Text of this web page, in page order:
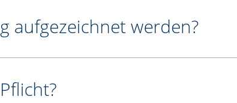
aufgezeichnet werden?